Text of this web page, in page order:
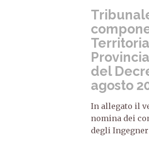
del
agosto
In allegato il
nomina dei
degli